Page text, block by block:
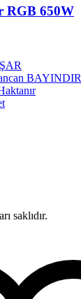
RGB 650W
BAYINDIR
saklıdır.